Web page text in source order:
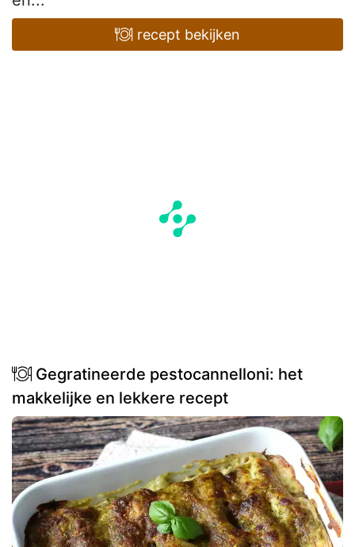
recept bekijken
Gegratineerde pestocannelloni: het
makkelijke en lekkere recept